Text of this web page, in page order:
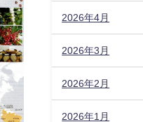
2026年4月
2026年3月
2026年2月
2026年1月